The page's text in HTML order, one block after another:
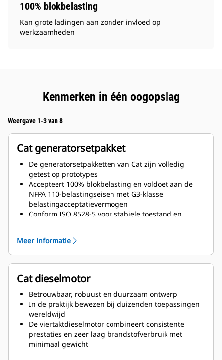
100% blokbelasting
Kan grote ladingen aan zonder invloed op
werkzaamheden
Kenmerken in één oogopslag
Weergave 1-3 van 8
Cat generatorsetpakket
De generatorsetpakketten van Cat zijn volledig
getest op prototypes
Accepteert 100% blokbelasting en voldoet aan de
NFPA 110-belastingseisen met G3-klasse
belastingacceptatievermogen
Conform ISO 8528-5 voor stabiele toestand en
Meer informatie
Cat dieselmotor
Betrouwbaar, robuust en duurzaam ontwerp
In de praktijk bewezen bij duizenden toepassingen
wereldwijd
De viertaktdieselmotor combineert consistente
prestaties en zeer laag brandstofverbruik met
minimaal gewicht